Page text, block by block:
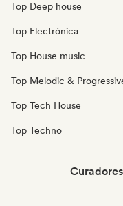
Top Deep house
Top Electrónica
Top House music
Top Melodic &
Top Tech House
Top Techno